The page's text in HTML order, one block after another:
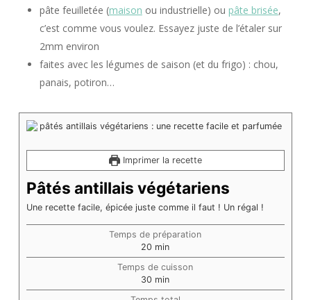
pâte feuilletée (maison ou industrielle) ou pâte brisée,
c’est comme vous voulez. Essayez juste de l’étaler sur
2mm environ
faites avec les légumes de saison (et du frigo) : chou,
panais, potiron…
Imprimer la recette
Pâtés antillais végétariens
Une recette facile, épicée juste comme il faut ! Un régal !
Temps de préparation
20 minutes
min
Temps de cuisson
30 minutes
min